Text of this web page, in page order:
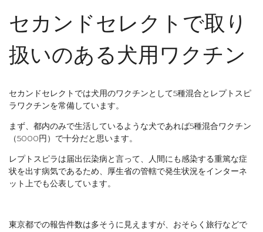
セカンドセレクトで取り
扱いのある犬用ワクチン
セカンドセレクトでは犬用のワクチンとして5種混合とレプトスピ
ラワクチンを常備しています。
まず、都内のみで生活しているような犬であれば5種混合ワクチン
（5000円）で十分だと思います。
レプトスピラは届出伝染病と言って、人間にも感染する重篤な症
状を出す病気であるため、厚生省の管轄で発生状況をインターネ
ット上でも公表しています。
東京都での報告件数は多そうに見えますが、おそらく旅行などで